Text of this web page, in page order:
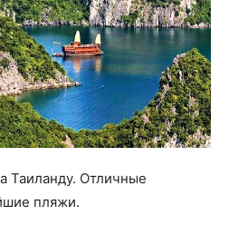
Таиланду. Отличные
пляжи.